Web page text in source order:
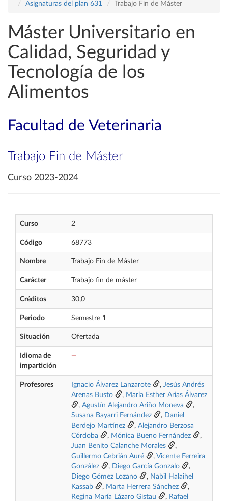
Asignaturas del plan 631
Trabajo Fin de Máster
Máster Universitario en
Calidad, Seguridad y
Tecnología de los
Alimentos
Facultad de Veterinaria
Trabajo Fin de Máster
Curso 2023-2024
Curso 2
Código 68773
Nombre Trabajo Fin de Máster
Carácter Trabajo fin de máster
Créditos 30,0
Periodo Semestre 1
Situación Ofertada
Idioma de
impartición
—
Profesores Ignacio Álvarez Lanzarote , Jesús Andrés
Arenas Busto
, María Esther Arias Álvarez
, Agustín Alejandro Ariño Moneva
,
Susana Bayarri Fernández
, Daniel
Berdejo Martínez
, Alejandro Berzosa
Córdoba
, Mónica Bueno Fernández
,
Juan Benito Calanche Morales
,
Guillermo Cebrián Auré
, Vicente Ferreira
González
, Diego García Gonzalo
,
Diego Gómez Lozano
, Nabil Halaihel
Kassab
, Marta Herrera Sánchez
,
Regina María Lázaro Gistau
, Rafael